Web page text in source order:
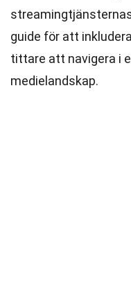
guide för att
tittare att navigera i
medielandskap.